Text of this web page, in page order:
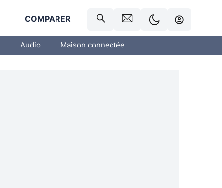
COMPARER
Audio Maison connectée